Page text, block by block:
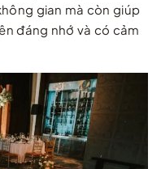
gian mà còn giúp
đáng nhớ và có cảm